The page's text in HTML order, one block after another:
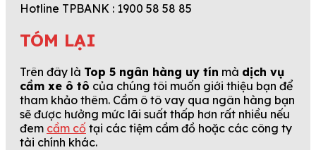
Hotline TPBANK : 1900 58 58 85
TÓM LẠI
Trên đây là Top 5 ngân hàng uy tín mà dịch vụ
cầm xe ô tô của chúng tôi muốn giới thiệu bạn để
tham khảo thêm. Cầm ô tô vay qua ngân hàng bạn
sẽ được hưởng mức lãi suất thấp hơn rất nhiều nếu
đem cầm cố tại các tiệm cầm đồ hoặc các công ty
tài chính khác.